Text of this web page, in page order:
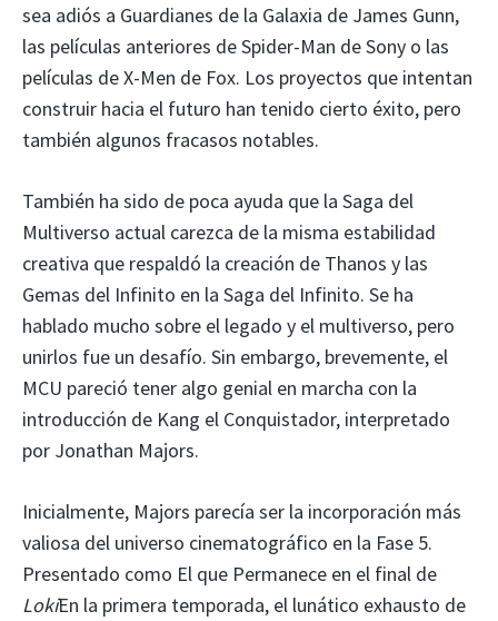
sea adiós a Guardianes de la Galaxia de James Gunn,
las películas anteriores de Spider-Man de Sony o las
películas de X-Men de Fox. Los proyectos que intentan
construir hacia el futuro han tenido cierto éxito, pero
también algunos fracasos notables.
También ha sido de poca ayuda que la Saga del
Multiverso actual carezca de la misma estabilidad
creativa que respaldó la creación de Thanos y las
Gemas del Infinito en la Saga del Infinito. Se ha
hablado mucho sobre el legado y el multiverso, pero
unirlos fue un desafío. Sin embargo, brevemente, el
MCU pareció tener algo genial en marcha con la
introducción de Kang el Conquistador, interpretado
por Jonathan Majors.
Inicialmente, Majors parecía ser la incorporación más
valiosa del universo cinematográfico en la Fase 5.
Presentado como El que Permanece en el final de
LokiEn la primera temporada, el lunático exhausto de